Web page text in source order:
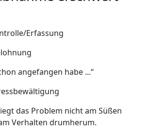
Erfassung
angefangen habe ...“
das Problem nicht am Süßen
Verhalten drumherum.